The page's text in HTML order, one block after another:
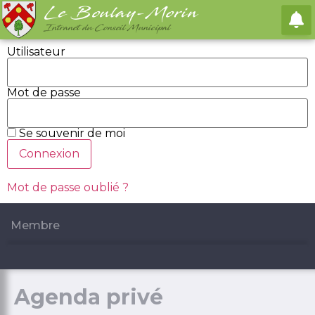
Le Boulay-Morin
Intranet du Conseil Municipal
Utilisateur
Mot de passe
Se souvenir de moi
Mot de passe oublié ?
Membre
Agenda privé